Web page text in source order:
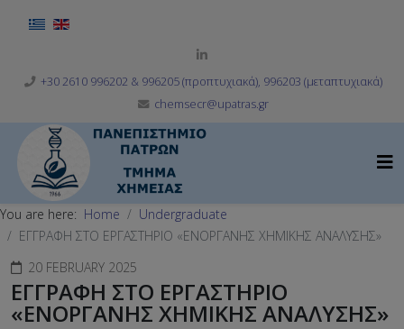
Select your language
+30 2610 996202 & 996205 (προπτυχιακά), 996203 (μεταπτυχιακά)
chemsecr@upatras.gr
You are here: Home
Undergraduate
ΕΓΓΡΑΦΗ ΣΤΟ ΕΡΓΑΣΤΗΡΙΟ «ΕΝΟΡΓΑΝΗΣ ΧΗΜΙΚΗΣ ΑΝΑΛΥΣΗΣ»
20 FEBRUARY 2025
ΕΓΓΡΑΦΗ ΣΤΟ ΕΡΓΑΣΤΗΡΙΟ
«ΕΝΟΡΓΑΝΗΣ ΧΗΜΙΚΗΣ ΑΝΑΛΥΣΗΣ»